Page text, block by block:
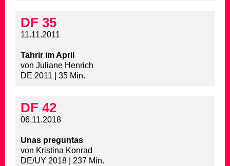
DF 35
11.11.2011
Tahrir im April
von Juliane Henrich
DE 2011 | 35 Min.
DF 42
06.11.2018
Unas preguntas
von Kristina Konrad
DE/UY 2018 | 237 Min.